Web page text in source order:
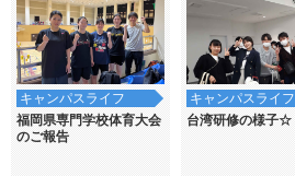
キャンパスライフ
福岡県専門学校体育大会
のご報告
キャンパスライフ
台湾研修の様子☆